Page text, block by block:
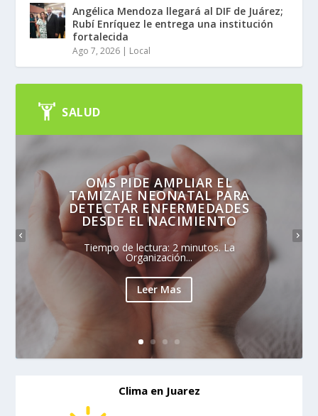
Angélica Mendoza llegará al DIF de Juárez;
Rubí Enríquez le entrega una institución
fortalecida
Ago 7, 2026 | Local
SALUD
OMS PIDE AMPLIAR EL
TAMIZAJE NEONATAL PARA
DETECTAR ENFERMEDADES
DESDE EL NACIMIENTO
Tiempo de lectura: 2 minutos. La
Organización...
Leer Mas
Clima en Juarez